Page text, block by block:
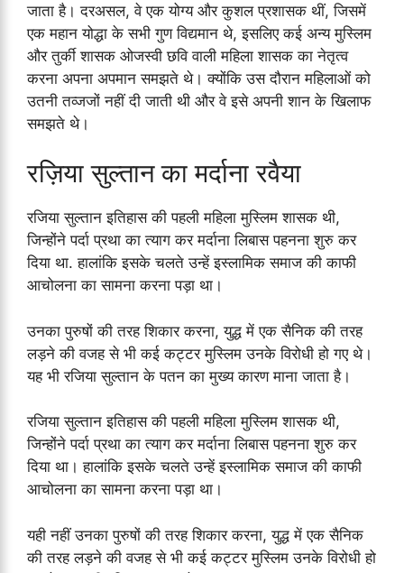
जाता है। दरअसल, वे एक योग्य और कुशल प्रशासक थीं, जिसमें
एक महान योद्धा के सभी गुण विद्यमान थे, इसलिए कई अन्य मुस्लिम
और तुर्की शासक ओजस्वी छवि वाली महिला शासक का नेतृत्व
करना अपना अपमान समझते थे। क्योंकि उस दौरान महिलाओं को
उतनी तव्जजों नहीं दी जाती थी और वे इसे अपनी शान के खिलाफ
समझते थे।
रज़िया सुल्तान का मर्दाना रवैया
रजिया सुल्तान इतिहास की पहली महिला मुस्लिम शासक थी,
जिन्होंने पर्दा प्रथा का त्याग कर मर्दाना लिबास पहनना शुरु कर
दिया था. हालांकि इसके चलते उन्हें इस्लामिक समाज की काफी
आचोलना का सामना करना पड़ा था।
उनका पुरुषों की तरह शिकार करना, युद्ध में एक सैनिक की तरह
लड़ने की वजह से भी कई कट्टर मुस्लिम उनके विरोधी हो गए थे।
यह भी रजिया सुल्तान के पतन का मुख्य कारण माना जाता है।
रजिया सुल्तान इतिहास की पहली महिला मुस्लिम शासक थी,
जिन्होंने पर्दा प्रथा का त्याग कर मर्दाना लिबास पहनना शुरु कर
दिया था। हालांकि इसके चलते उन्हें इस्लामिक समाज की काफी
आचोलना का सामना करना पड़ा था।
यही नहीं उनका पुरुषों की तरह शिकार करना, युद्ध में एक सैनिक
की तरह लड़ने की वजह से भी कई कट्टर मुस्लिम उनके विरोधी हो